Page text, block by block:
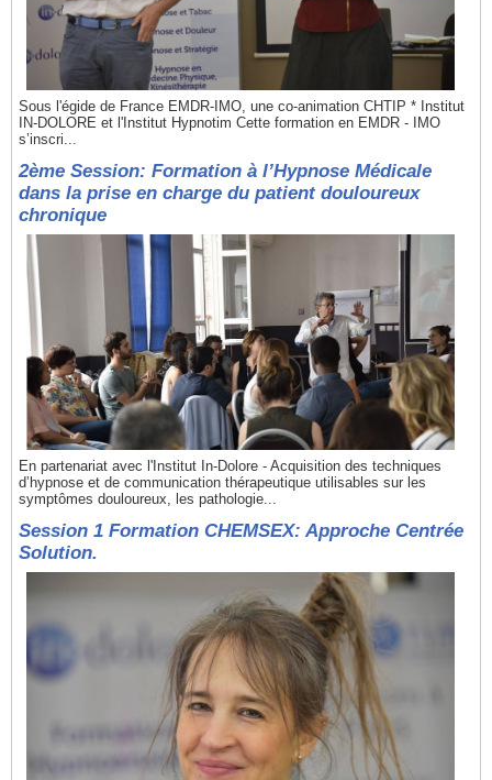
Sous l'égide de France EMDR-IMO, une co-animation CHTIP * Institut
IN-DOLORE et l'Institut Hypnotim Cette formation en EMDR - IMO
s’inscri...
2ème Session: Formation à l’Hypnose Médicale
dans la prise en charge du patient douloureux
chronique
En partenariat avec l'Institut In-Dolore - Acquisition des techniques
d’hypnose et de communication thérapeutique utilisables sur les
symptômes douloureux, les pathologie...
Session 1 Formation CHEMSEX: Approche Centrée
Solution.